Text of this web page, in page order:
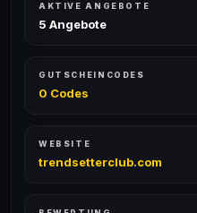
AKTIVE ANGEBOTE
5 Angebote
GUTSCHEINCODES
0 Codes
WEBSITE
trendsetterclub.com